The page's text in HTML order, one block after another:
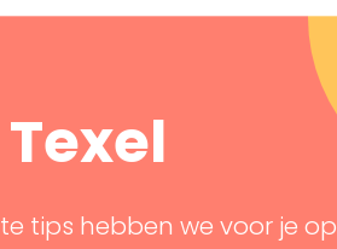
tips hebben we voor je op